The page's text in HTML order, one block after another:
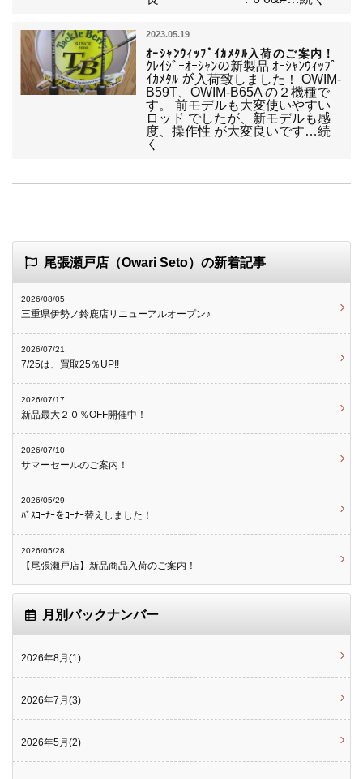
2023.05.19
ｵｰｼｬﾝｳｨｯﾌﾟｲｶﾒﾀﾙ入荷のご案内！
ｸﾚｲｼﾞｰｵｰｼｬﾝの新製品 ｵｰｼｬﾝｳｨｯﾌﾟ
ｲｶﾒﾀﾙ が入荷致しました！ OWIM-
B59T、OWIM-B65A の２機種で
す。 前モデルも大変使いやすい
ロッド でしたが、新モデルも感
度、操作性 が大変良いです…続
く
尾張瀬戸店（Owari Seto）の新着記事
2026/08/05
三重県伊勢ノ鈴鹿店リニューアルオープン♪
2026/07/21
7/25は、買取25％UP!!
2026/07/17
新品最大２０％OFF開催中！
2026/07/10
サマーセールのご案内！
2026/05/29
ﾊﾞｽｺｰﾅｰをｺｰﾅｰ替えしました！
2026/05/28
【尾張瀬戸店】新品商品入荷のご案内！
月別バックナンバー
2026年8月(1)
2026年7月(3)
2026年5月(2)